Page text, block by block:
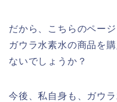
だから、こちらのペー
ガウラ水素水の商品を
ないでしょうか？
今後、私自身も、ガウ